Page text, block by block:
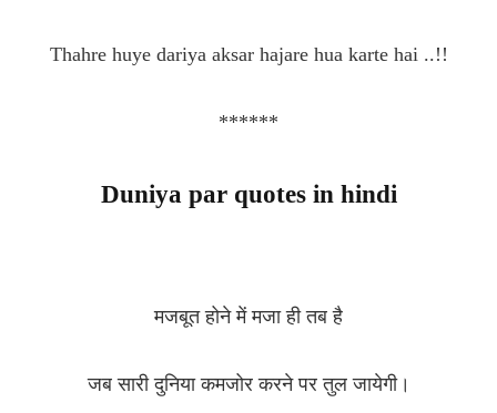
Thahre huye dariya aksar hajare hua karte hai ..!!
******
Duniya par quotes in hindi
मजबूत होने में मजा ही तब है
जब सारी दुनिया कमजोर करने पर तुल जायेगी।